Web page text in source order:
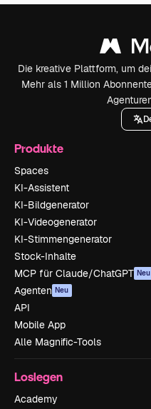
Die kreative Plattform, um
Mehr als 1 Million
Produkte
Spaces
KI-Assistent
KI-Bildgenerator
KI-Videogenerator
KI-Stimmengenerator
Stock-Inhalte
MCP für Claude/ChatGPT Neu
Agenten Neu
API
Mobile App
Alle Magnific-Tools
Loslegen
Academy